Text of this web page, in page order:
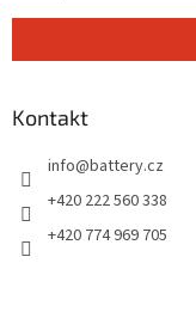
Kontakt
info@battery.cz
+420 222 560 338
+420 774 969 705